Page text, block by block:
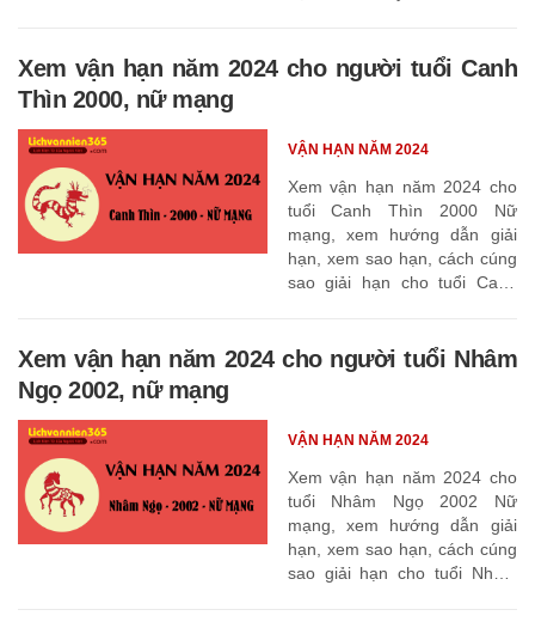
Xem vận hạn năm 2024 cho người tuổi Canh
Thìn 2000, nữ mạng
Xem vận hạn năm 2024 cho
tuổi Canh Thìn 2000 Nữ
mạng, xem hướng dẫn giải
hạn, xem sao hạn, cách cúng
sao giải hạn cho tuổi Canh
VẬN HẠN NĂM 2024
Xem vận hạn năm 2024 cho người tuổi Nhâm
Ngọ 2002, nữ mạng
Xem vận hạn năm 2024 cho
tuổi Nhâm Ngọ 2002 Nữ
mạng, xem hướng dẫn giải
hạn, xem sao hạn, cách cúng
sao giải hạn cho tuổi Nhâm
VẬN HẠN NĂM 2024